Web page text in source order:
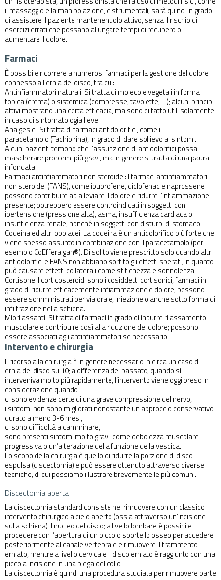
il massaggio e la manipolazione, e strumentali; sarà quindi in grado
di assistere il paziente mantenendolo attivo, senza il rischio di
esercizi errati che possano allungare tempi di recupero o
aumentare il dolore.
Farmaci
È possibile ricorrere a numerosi farmaci per la gestione del dolore
connesso all’ernia del disco, tra cui:
Antinfiammatori naturali: Si tratta di molecole vegetali in forma
topica (crema) o sistemica (compresse, tavolette, …); alcuni principi
attivi mostrano una certa efficacia, ma sono di fatto utili solamente
in caso di sintomatologia lieve.
Analgesici: Si tratta di farmaci antidolorifici, come il
paracetamolo (Tachipirina), in grado di dare sollievo ai sintomi.
Alcuni pazienti temono che l’assunzione di antidolorifici possa
mascherare problemi più gravi, ma in genere si tratta di una paura
infondata.
Farmaci antinfiammatori non steroidei: I farmaci antinfiammatori
non steroidei (FANS), come ibuprofene, diclofenac e naprossene
possono contribuire ad alleviare il dolore e ridurre l’infiammazione
presente; potrebbero essere controindicati in soggetti con
ipertensione (pressione alta), asma, insufficienza cardiaca o
insufficienza renale, nonché in soggetti con disturbi di stomaco.
Codeina ed altri oppiacei: La codeina è un antidolorifico più forte che
viene spesso assunto in combinazione con il paracetamolo (per
esempio CoEfferalgan®). Di solito viene prescritto solo quando altri
antidolorifici e FANS non abbiano sortito gli effetti sperati, in quanto
può causare effetti collaterali come stitichezza e sonnolenza.
Cortisone: I corticosteroidi sono i cosiddetti cortisonici, farmaci in
grado di ridurre efficacemente infiammazione e dolore; possono
essere somministrati per via orale, iniezione o anche sotto forma di
infiltrazione nella schiena.
Miorilassanti: Si tratta di farmaci in grado di indurre rilassamento
muscolare e contribuire così alla riduzione del dolore; possono
essere associati agli antinfiammatori se necessario.
Intervento e chirurgia
Il ricorso alla chirurgia è in genere necessario in circa un caso di
ernia del disco su 10; a differenza del passato, quando si
interveniva molto più rapidamente, l’intervento viene oggi preso in
considerazione quando
ci sono evidenze certe di una grave compressione del nervo,
i sintomi non sono migliorati nonostante un approccio conservativo
durato almeno 3-6 mesi,
ci sono difficoltà a camminare,
sono presenti sintomi molto gravi, come debolezza muscolare
progressiva o un’alterazione della funzione della vescica.
Lo scopo della chirurgia è quello di ridurre la porzione di disco
espulsa (discectomia) e può essere ottenuto attraverso diverse
tecniche, di cui possiamo illustrare brevemente le più comuni.
Discectomia aperta
La discectomia standard consiste nel rimuovere con un classico
intervento chirurgico a cielo aperto (ossia attraverso un’incisione
sulla schiena) il nucleo del disco; a livello lombare è possibile
procedere con l’apertura di un piccolo sportello osseo per accedere
posteriormente al canale vertebrale e rimuovere il frammento
erniato, mentre a livello cervicale il disco erniato è raggiunto con una
piccola incisione in una piega del collo
La discectomia è quindi una procedura studiata per rimuovere parte